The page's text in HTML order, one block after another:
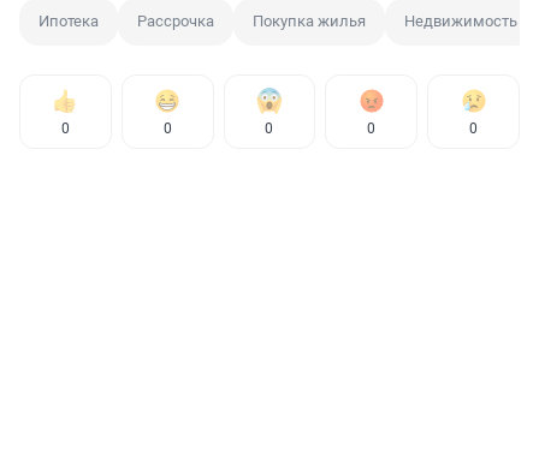
Ипотека Рассрочка Покупка жилья Недвижимость
0 0 0 0 0